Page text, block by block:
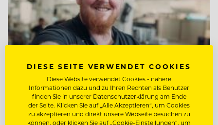
TOP ARBEITGEBER
DIESE SEITE VERWENDET COOKIES
Diese Website verwendet Cookies - nähere
Informationen dazu und zu Ihren Rechten als Benutzer
finden Sie in unserer Datenschutzerklärung am Ende
der Seite. Klicken Sie auf „Alle Akzeptieren“, um Cookies
zu akzeptieren und direkt unsere Webseite besuchen zu
können, oder klicken Sie auf „Cookie-Einstellungen“, um